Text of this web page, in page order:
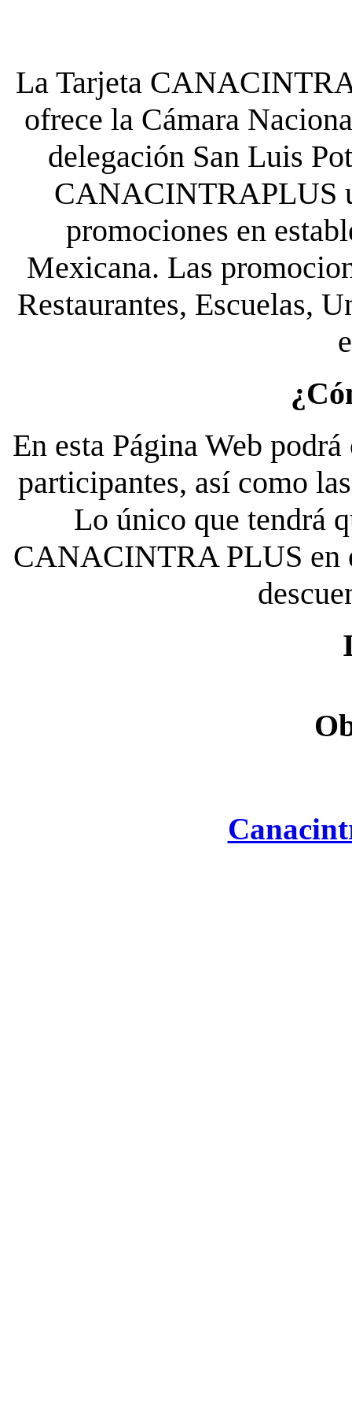
La Tarjeta
ofrece la Cámara
delegación San Luis
CANACINTRAPLUS
promociones en
Mexicana. Las
Restaurantes, Escuelas,
En esta Página Web
participantes, así como
Lo único que tendrá
CANACINTRA PLUS en